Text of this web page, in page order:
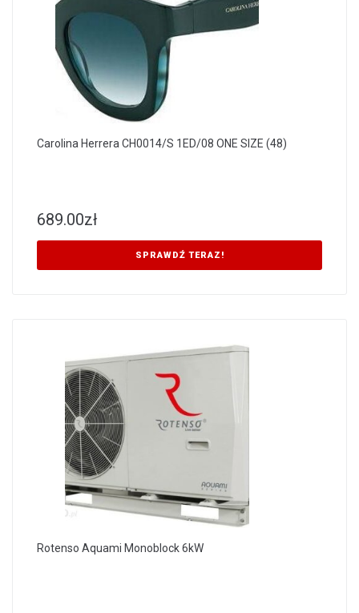
Carolina Herrera CH0014/S 1ED/08 ONE SIZE (48)
689.00zł
SPRAWDŹ TERAZ!
Rotenso Aquami Monoblock 6kW